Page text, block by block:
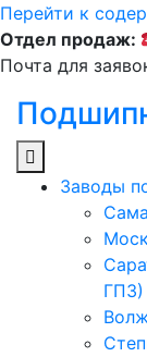
Перейти к
Отдел продаж:
Почта для
Заводы
ГПЗ)